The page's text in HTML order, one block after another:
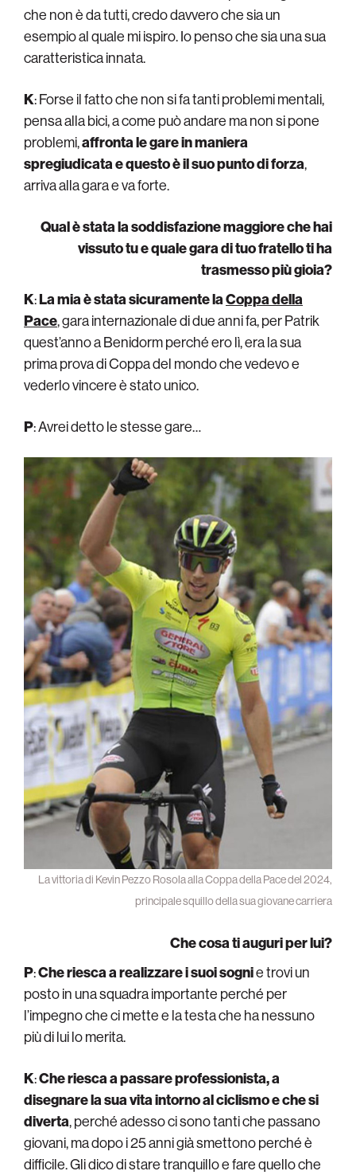
che non è da tutti, credo davvero che sia un
esempio al quale mi ispiro. Io penso che sia una sua
caratteristica innata.
K: Forse il fatto che non si fa tanti problemi mentali,
pensa alla bici, a come può andare ma non si pone
problemi,affronta le gare in maniera
spregiudicata e questo è il suo punto di forza,
arriva alla gara e va forte.
Qual è stata la soddisfazione maggiore che hai
vissuto tu e quale gara di tuo fratello ti ha
trasmesso più gioia?
K:La mia è stata sicuramente laCoppa della
Pace, gara internazionale di due anni fa, per Patrik
quest’anno a Benidorm perché ero lì, era la sua
prima prova di Coppa del mondo che vedevo e
vederlo vincere è stato unico.
P: Avrei detto le stesse gare…
La vittoria di Kevin Pezzo Rosola alla Coppa della Pace del 2024,
principale squillo della sua giovane carriera
Che cosa ti auguri per lui?
P:Che riesca a realizzare i suoi sognie trovi un
posto in una squadra importante perché per
l’impegno che ci mette e la testa che ha nessuno
più di lui lo merita.
K:Che riesca a passare professionista, a
disegnare la sua vita intorno al ciclismo e che si
diverta, perché adesso ci sono tanti che passano
giovani, ma dopo i 25 anni già smettono perché è
difficile. Gli dico di stare tranquillo e fare quello che